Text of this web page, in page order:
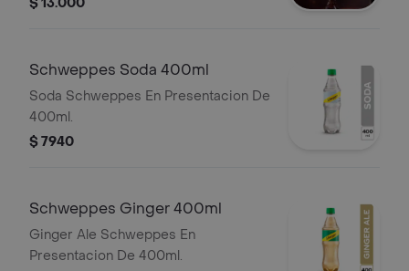
Schweppes Soda 400ml
Soda Schweppes En Presentacion De
400ml.
$ 7940
Schweppes Ginger 400ml
Ginger Ale Schweppes En
Presentacion De 400ml.